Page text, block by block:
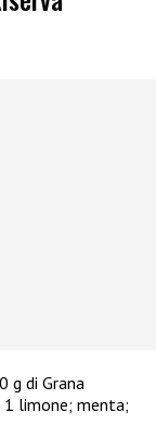
g di Grana
1 limone; menta;